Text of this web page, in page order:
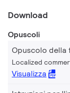
Download
Opuscoli
Opuscolo della
Localized
Visualizza